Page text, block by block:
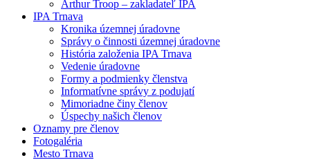
Arthur Troop – zakladateľ IPA
IPA Trnava
Kronika územnej úradovne
Správy o činnosti územnej úradovne
História založenia IPA Trnava
Vedenie úradovne
Formy a podmienky členstva
Informatívne správy z podujatí
Mimoriadne činy členov
Úspechy našich členov
Oznamy pre členov
Fotogaléria
Mesto Trnava